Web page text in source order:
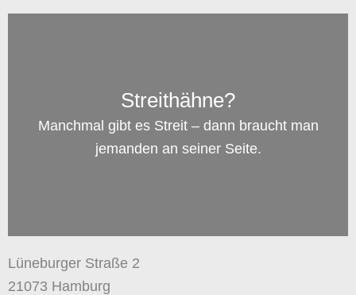
Streithähne?
Manchmal gibt es Streit – dann braucht man
jemanden an seiner Seite.
Lüneburger Straße 2
21073 Hamburg